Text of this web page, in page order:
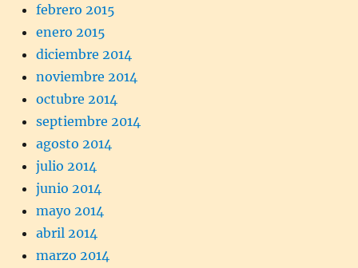
febrero 2015
enero 2015
diciembre 2014
noviembre 2014
octubre 2014
septiembre 2014
agosto 2014
julio 2014
junio 2014
mayo 2014
abril 2014
marzo 2014